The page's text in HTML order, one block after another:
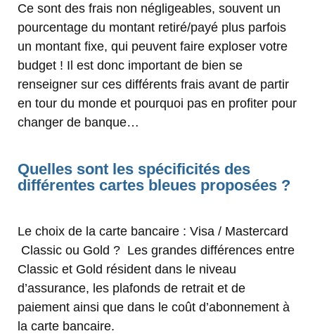
Ce sont des frais non négligeables, souvent un
pourcentage du montant retiré/payé plus parfois
un montant fixe, qui peuvent faire exploser votre
budget ! Il est donc important de bien se
renseigner sur ces différents frais avant de partir
en tour du monde et pourquoi pas en profiter pour
changer de banque…
Quelles sont les spécificités des
différentes cartes bleues proposées ?
Le choix de la carte bancaire : Visa / Mastercard
Classic ou Gold ? Les grandes différences entre
Classic et Gold résident dans le niveau
d’assurance, les plafonds de retrait et de
paiement ainsi que dans le coût d’abonnement à
la carte bancaire.